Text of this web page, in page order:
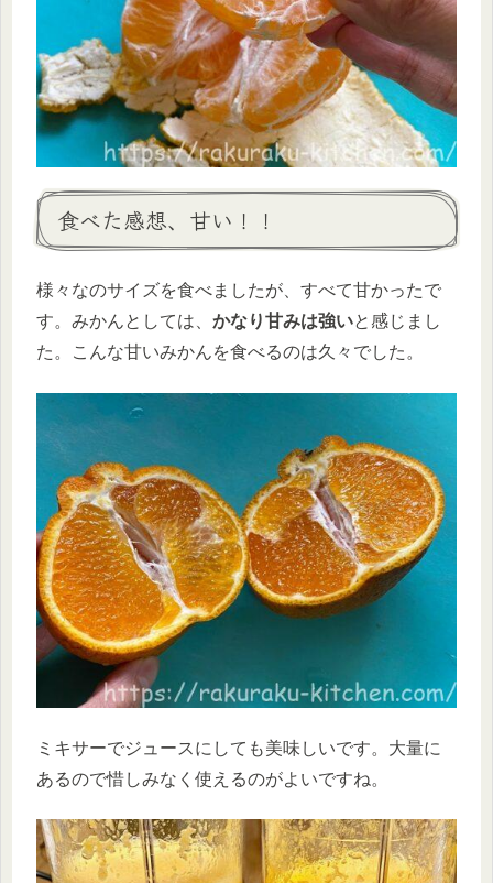
食べた感想、甘い！！
様々なのサイズを食べましたが、すべて甘かったで
す。みかんとしては、 かなり甘みは強いと感じまし
た。こんな甘いみかんを食べるのは久々でした。
ミキサーでジュースにしても美味しいです。大量に
あるので惜しみなく使えるのがよいですね。